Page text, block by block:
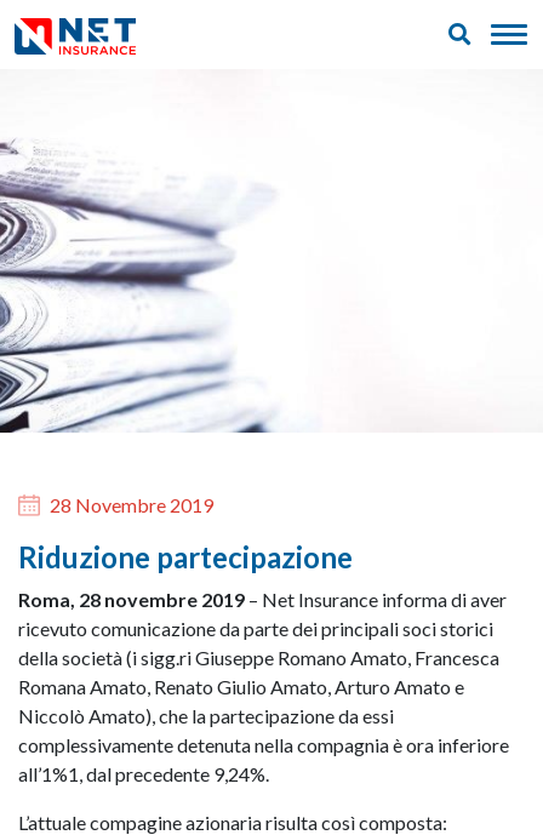
28 Novembre 2019
Riduzione partecipazione
Roma, 28 novembre 2019 – Net Insurance informa di aver
ricevuto comunicazione da parte dei principali soci storici
della società (i sigg.ri Giuseppe Romano Amato, Francesca
Romana Amato, Renato Giulio Amato, Arturo Amato e
Niccolò Amato), che la partecipazione da essi
complessivamente detenuta nella compagnia è ora inferiore
all’1%1, dal precedente 9,24%.
L’attuale compagine azionaria risulta così composta: